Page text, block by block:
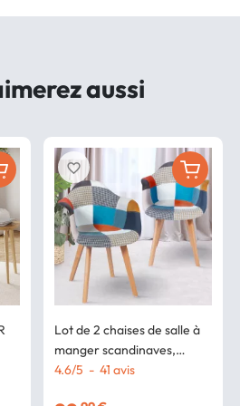
aussi
Lot de 2 chaises de salle à
manger scandinaves,
fauteuils de table SARA
4.6/5 - 41 avis
favorite_border